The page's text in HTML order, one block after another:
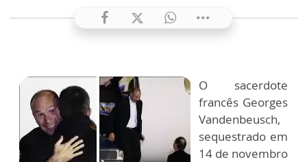
O sacerdote
francês Georges
Vandenbeusch,
sequestrado em
14 de novembro